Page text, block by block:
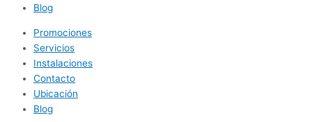
Blog
Promociones
Servicios
Instalaciones
Contacto
Ubicación
Blog